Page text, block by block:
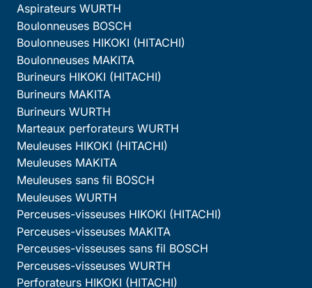
Aspirateurs WURTH
Boulonneuses BOSCH
Boulonneuses HIKOKI (HITACHI)
Boulonneuses MAKITA
Burineurs HIKOKI (HITACHI)
Burineurs MAKITA
Burineurs WURTH
Marteaux perforateurs WURTH
Meuleuses HIKOKI (HITACHI)
Meuleuses MAKITA
Meuleuses sans fil BOSCH
Meuleuses WURTH
Perceuses-visseuses HIKOKI (HITACHI)
Perceuses-visseuses MAKITA
Perceuses-visseuses sans fil BOSCH
Perceuses-visseuses WURTH
Perforateurs HIKOKI (HITACHI)